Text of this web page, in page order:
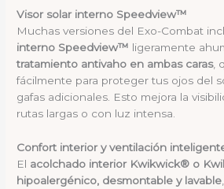
Visor solar interno Speedview™
Muchas versiones del Exo-Combat
interno Speedview™ ligeramente
tratamiento antivaho en ambas caras,
fácilmente para proteger tus ojos del
gafas adicionales. Esto mejora la
rutas largas o con luz intensa.
Confort interior y ventilación
El acolchado interior Kwikwick® o
hipoalergénico, desmontable y lavable